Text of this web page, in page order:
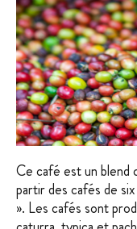
Ce café est un blend
partir des cafés de
». Les cafés sont